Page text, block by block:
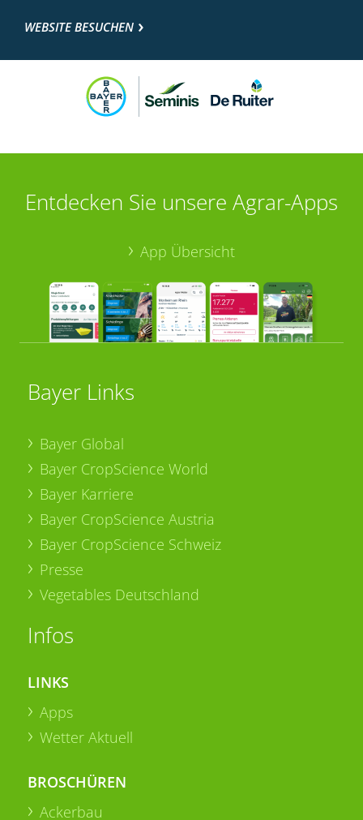
WEBSITE BESUCHEN
Entdecken Sie unsere Agrar-Apps
App Übersicht
Bayer Links
Bayer Global
Bayer CropScience World
Bayer Karriere
Bayer CropScience Austria
Bayer CropScience Schweiz
Presse
Vegetables Deutschland
Infos
LINKS
Apps
Wetter Aktuell
BROSCHÜREN
Ackerbau